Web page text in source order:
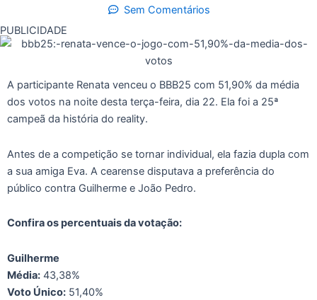
Sem Comentários
PUBLICIDADE
A participante Renata venceu o BBB25 com 51,90% da média
dos votos na noite desta terça-feira, dia 22. Ela foi a 25ª
campeã da história do reality.
Antes de a competição se tornar individual, ela fazia dupla com
a sua amiga Eva. A cearense disputava a preferência do
público contra Guilherme e João Pedro.
Confira os percentuais da votação:
Guilherme
Média: 43,38%
Voto Único: 51,40%